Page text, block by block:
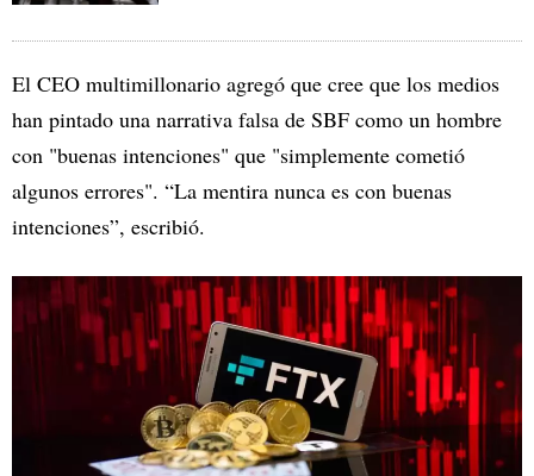
El CEO multimillonario agregó que cree que los medios
han pintado una narrativa falsa de SBF como un hombre
con "buenas intenciones" que "simplemente cometió
algunos errores". “La mentira nunca es con buenas
intenciones”, escribió.